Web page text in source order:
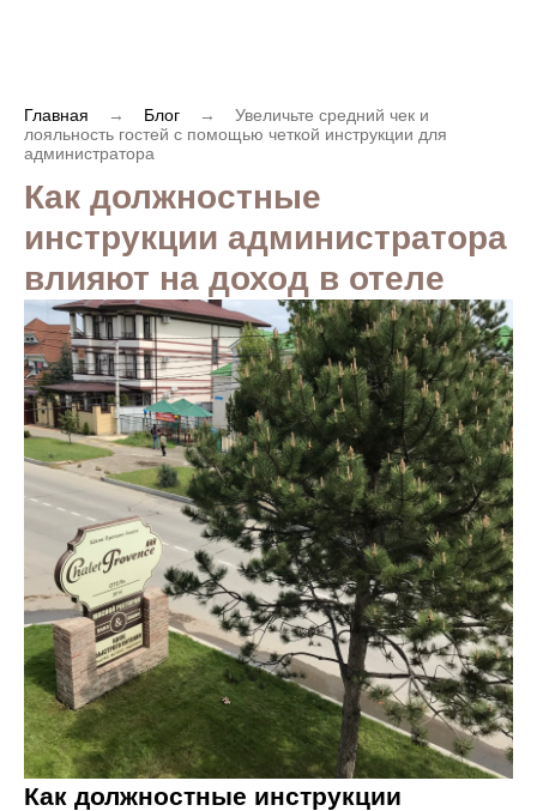
Главная → Блог →
Увеличьте средний чек и
лояльность гостей с помощью четкой инструкции для
администратора
Как должностные
инструкции администратора
влияют на доход в отеле
Как должностные инструкции